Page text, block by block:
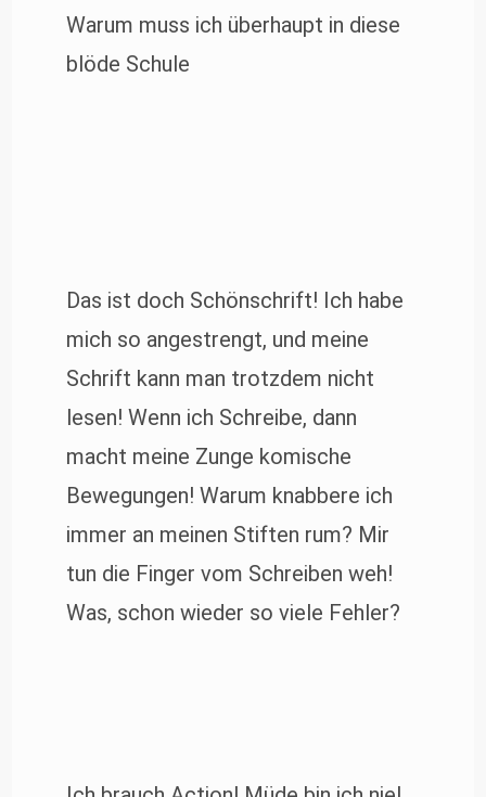
Warum muss ich überhaupt in diese
blöde Schule
Das ist doch Schönschrift! Ich habe
mich so angestrengt, und meine
Schrift kann man trotzdem nicht
lesen! Wenn ich Schreibe, dann
macht meine Zunge komische
Bewegungen! Warum knabbere ich
immer an meinen Stiften rum? Mir
tun die Finger vom Schreiben weh!
Was, schon wieder so viele Fehler?